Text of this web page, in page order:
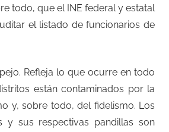
todo, que el INE federal y estatal
el listado de funcionarios de
Refleja lo que ocurre en todo
están contaminados por la
y, sobre todo, del fidelismo. Los
y sus respectivas pandillas son